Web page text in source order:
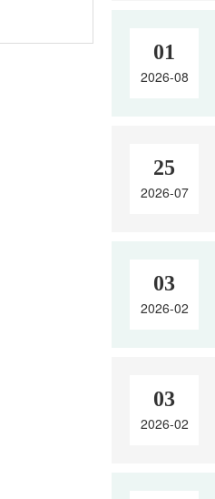
01
2026-08
25
2026-07
03
2026-02
03
2026-02